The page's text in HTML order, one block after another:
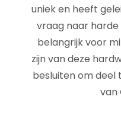
uniek en heeft
vraag naar harde
belangrijk voor
zijn van deze
besluiten om deel
van